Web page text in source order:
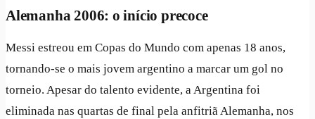
Alemanha 2006: o início precoce
Messi estreou em Copas do Mundo com apenas 18 anos,
tornando-se o mais jovem argentino a marcar um gol no
torneio. Apesar do talento evidente, a Argentina foi
eliminada nas quartas de final pela anfitriã Alemanha, nos